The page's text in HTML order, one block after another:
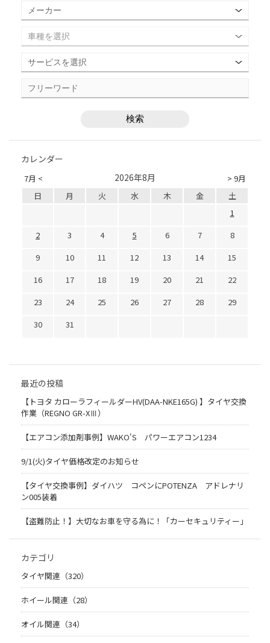
カレンダー
7月 < > 9月
2026年8月
日 月 火 水 木 金
土
1
2
3 4 5 6 7
8
9
10 11 12 13 14
15
16
17 18 19 20 21
22
23
24 25 26 27 28
29
30
31
最近の投稿
【トヨタ カローラフィールダーHV(DAA-NKE165G) 】タイヤ交換
作業（REGNO GR-XⅢ）
【エアコン添加剤事例】WAKO'S パワーエアコン1234
9/1(火)タイヤ価格改定のお知らせ
【タイヤ交換事例】ダイハツ コペンにPOTENZA アドレナリ
ン005装着
【盗難防止！】大切なお車を守る為に！「カーセキュリティー」
カテゴリ
タイヤ関連（320）
ホイール関連（28）
オイル関連（34）